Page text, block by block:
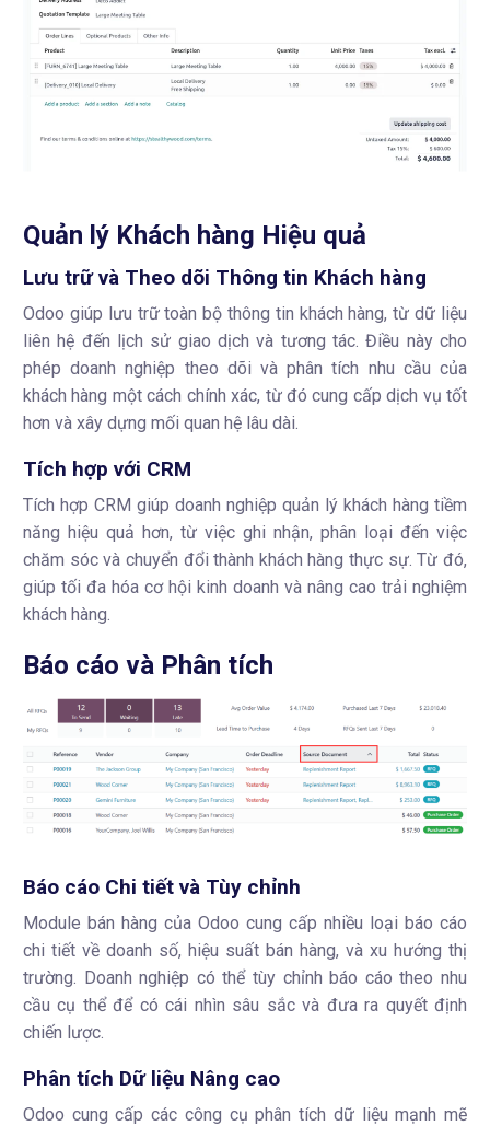
Quản lý Khách hàng Hiệu quả
Lưu trữ và Theo dõi Thông tin Khách hàng
Odoo giúp lưu trữ toàn bộ thông tin khách hàng, từ dữ liệu
liên hệ đến lịch sử giao dịch và tương tác. Điều này cho
phép doanh nghiệp theo dõi và phân tích nhu cầu của
khách hàng một cách chính xác, từ đó cung cấp dịch vụ tốt
hơn và xây dựng mối quan hệ lâu dài.
Tích hợp với CRM
Tích hợp CRM giúp doanh nghiệp quản lý khách hàng tiềm
năng hiệu quả hơn, từ việc ghi nhận, phân loại đến việc
chăm sóc và chuyển đổi thành khách hàng thực sự. Từ đó,
giúp tối đa hóa cơ hội kinh doanh và nâng cao trải nghiệm
khách hàng.
Báo cáo và Phân tích
Báo cáo Chi tiết và Tùy chỉnh
Module bán hàng của Odoo cung cấp nhiều loại báo cáo
chi tiết về doanh số, hiệu suất bán hàng, và xu hướng thị
trường. Doanh nghiệp có thể tùy chỉnh báo cáo theo nhu
cầu cụ thể để có cái nhìn sâu sắc và đưa ra quyết định
chiến lược.
Phân tích Dữ liệu Nâng cao
Odoo cung cấp các công cụ phân tích dữ liệu mạnh mẽ